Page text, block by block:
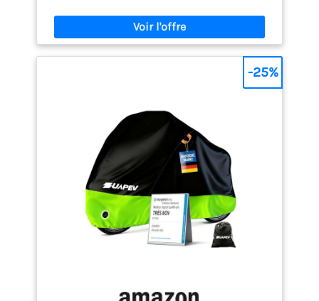
【Dimensions】200 cm x 110 cm, convient à la
plupart des vélos jusqu’à 29 pouces de taille de
roue. Utilisation : parfait pour l'intérieur, l'extérieur,
l'abri de voiture, la cave. S'adapte à presque tous les
être pliée soigneusement dans la poche après
utilisation, légère et portable, est une bonne
couverture anti-poussière intérieure, adaptée pour
les longs voyages à vélo ou en camping. Elle peut
également être utilisée comme poncho de
rechange ou couverture de plage.
【Service
24h/24】Si vous rencontrez des problèmes lors de
l'utilisation de nos produits, vous pouvez nous
contacter par e-mail, nous trouverons ensemble
une solution.
-25%